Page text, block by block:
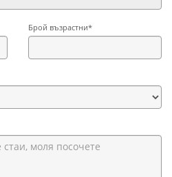
Брой възрастни*